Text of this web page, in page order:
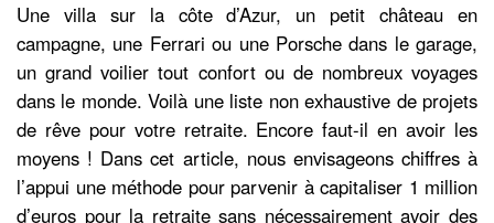
Une villa sur la côte d’Azur, un petit château en
campagne, une Ferrari ou une Porsche dans le garage,
un grand voilier tout confort ou de nombreux voyages
dans le monde. Voilà une liste non exhaustive de projets
de rêve pour votre retraite. Encore faut-il en avoir les
moyens ! Dans cet article, nous envisageons chiffres à
l’appui une méthode pour parvenir à capitaliser 1 million
d’euros pour la retraite sans nécessairement avoir des